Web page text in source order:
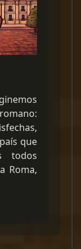
que
todos
Roma,